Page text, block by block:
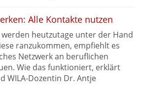
Alle Kontakte nutzen
heutzutage unter der Hand
ranzukommen, empfiehlt es
Netzwerk an beruflichen
Wie das funktioniert, erklärt
WILA-Dozentin Dr. Antje